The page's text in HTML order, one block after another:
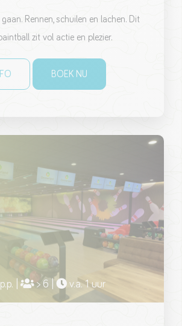
Rennen, schuilen en lachen. Dit
zit vol actie en plezier.
BOEK NU
| > 6 | v.a. 1 uur